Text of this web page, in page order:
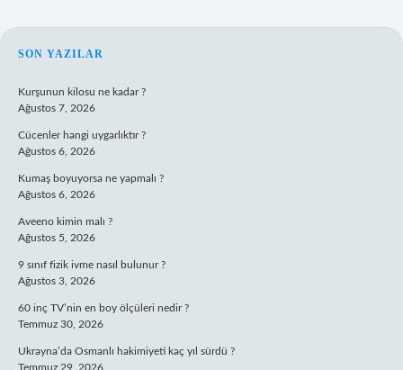
SIDEBAR
SON YAZILAR
Kurşunun kilosu ne kadar ?
Ağustos 7, 2026
Cücenler hangi uygarlıktır ?
Ağustos 6, 2026
Kumaş boyuyorsa ne yapmalı ?
Ağustos 6, 2026
Aveeno kimin malı ?
Ağustos 5, 2026
9 sınıf fizik ivme nasıl bulunur ?
Ağustos 3, 2026
60 inç TV’nin en boy ölçüleri nedir ?
Temmuz 30, 2026
Ukrayna’da Osmanlı hakimiyeti kaç yıl sürdü ?
Temmuz 29, 2026